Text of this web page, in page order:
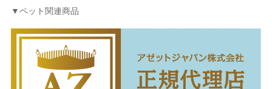
▼ペット関連商品